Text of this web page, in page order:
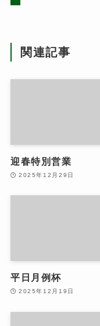
関連記事
迎春特別営業
2025年12月29日
平日月例杯
2025年12月19日